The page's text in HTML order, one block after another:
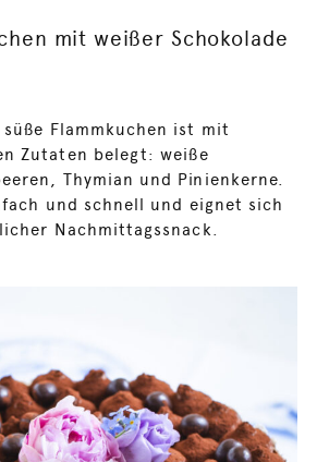
mit weißer Schokolade
Flammkuchen ist mit
Zutaten belegt: weiße
Thymian und Pinienkerne.
und schnell und eignet sich
Nachmittagssnack.